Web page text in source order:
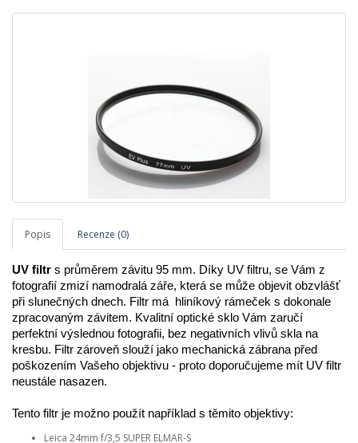
Popis Recenze (0)
UV filtr s průměrem závitu 95 mm. Díky UV filtru, se Vám z
fotografií zmizí namodralá záře, která se může objevit obzvlášť
při slunečných dnech. Filtr má  hliníkový rámeček s dokonale
zpracovaným závitem. Kvalitní optické sklo Vám zaručí
perfektní výslednou fotografii, bez negativních vlivů skla na
kresbu. Filtr zároveň slouží jako mechanická zábrana před
poškozením Vašeho objektivu - proto doporučujeme mít UV filtr
neustále nasazen.
Tento filtr je možno použít například s těmito objektivy:
Leica 24mm f/3,5 SUPER ELMAR-S